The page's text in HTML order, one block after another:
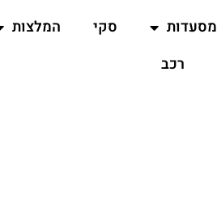
מסעדות סקי
המלצות
רכב